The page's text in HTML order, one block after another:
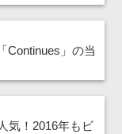
Continues」の当
気！2016年もビ